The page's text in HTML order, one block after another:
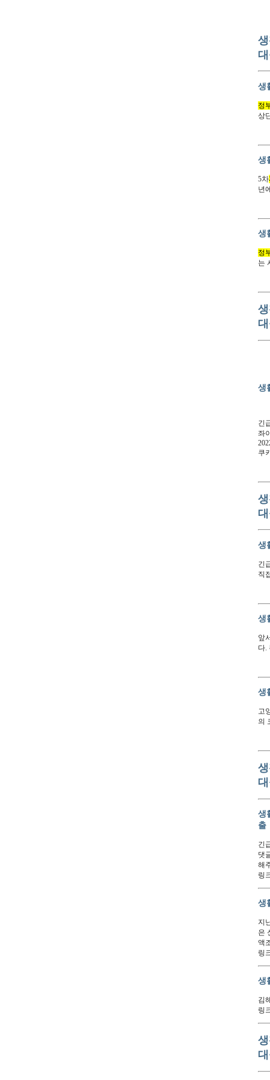
생
정
상
생
5차
년
생
정
는
생
긴
좌
쿠
생
긴
직
생
앞
다.
생
고
의
생
출
긴
댓
해
링
생
지
은
액
링
생
김
링